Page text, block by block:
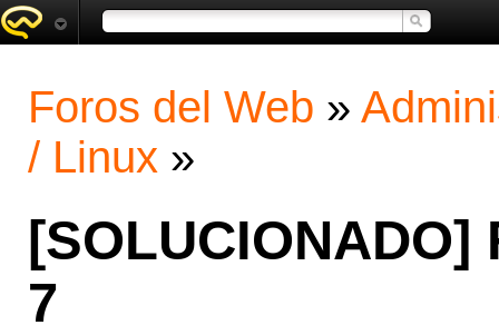
Foros del Web »
/ Linux »
7